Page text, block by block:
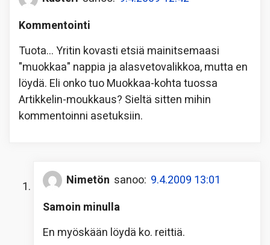
Kommentointi
Tuota… Yritin kovasti etsiä mainitsemaasi
"muokkaa" nappia ja alasvetovalikkoa, mutta en
löydä. Eli onko tuo Muokkaa-kohta tuossa
Artikkelin-moukkaus? Sieltä sitten mihin
kommentoinni asetuksiin.
Nimetön sanoo: 9.4.2009 13:01
Samoin minulla
En myöskään löydä ko. reittiä.